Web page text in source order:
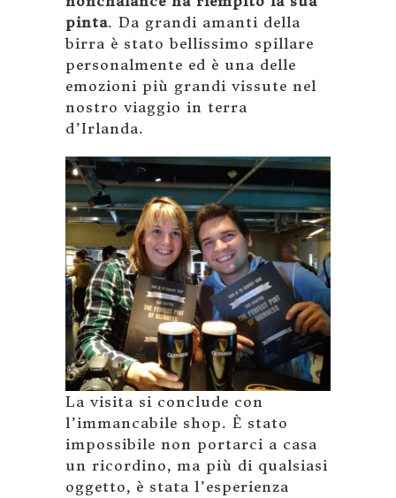
pinta. Da grandi amanti della
birra è stato bellissimo spillare
personalmente ed è una delle
emozioni più grandi vissute nel
nostro viaggio in terra
d’Irlanda.
La visita si conclude con
l’immancabile shop. È stato
impossibile non portarci a casa
un ricordino, ma più di qualsiasi
oggetto, è stata l’esperienza